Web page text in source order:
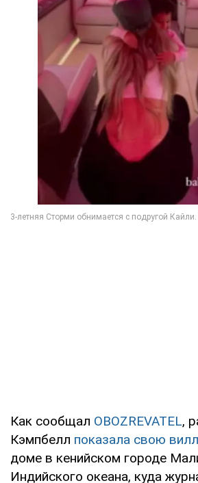
Как сообщал OBOZREVATEL,
Кэмпбелл показала свою
доме в кенийском городе
Индийского океана, куда